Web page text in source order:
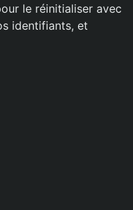
le réinitialiser avec
identifiants, et